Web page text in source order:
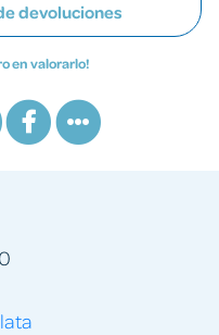
devoluciones
en valorarlo!